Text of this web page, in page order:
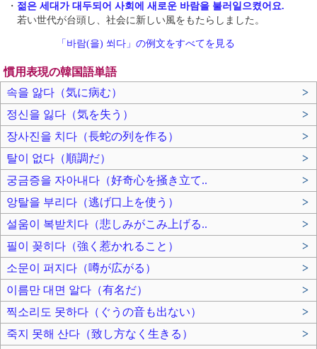
・ 젊은 세대가 대두되어 사회에 새로운 바람을 불러일으켰어요.
若い世代が台頭し、社会に新しい風をもたらしました。
「바람(을) 쐬다」の例文をすべてを見る
慣用表現の韓国語単語
속을 앓다（気に病む）
>
정신을 잃다（気を失う）
>
장사진을 치다（長蛇の列を作る）
>
탈이 없다（順調だ）
>
궁금증을 자아내다（好奇心を掻き立て..
>
앙탈을 부리다（逃げ口上を使う）
>
설움이 복받치다（悲しみがこみ上げる..
>
필이 꽂히다（強く惹かれること）
>
소문이 퍼지다（噂が広がる）
>
이름만 대면 알다（有名だ）
>
찍소리도 못하다（ぐうの音も出ない）
>
죽지 못해 산다（致し方なく生きる）
>